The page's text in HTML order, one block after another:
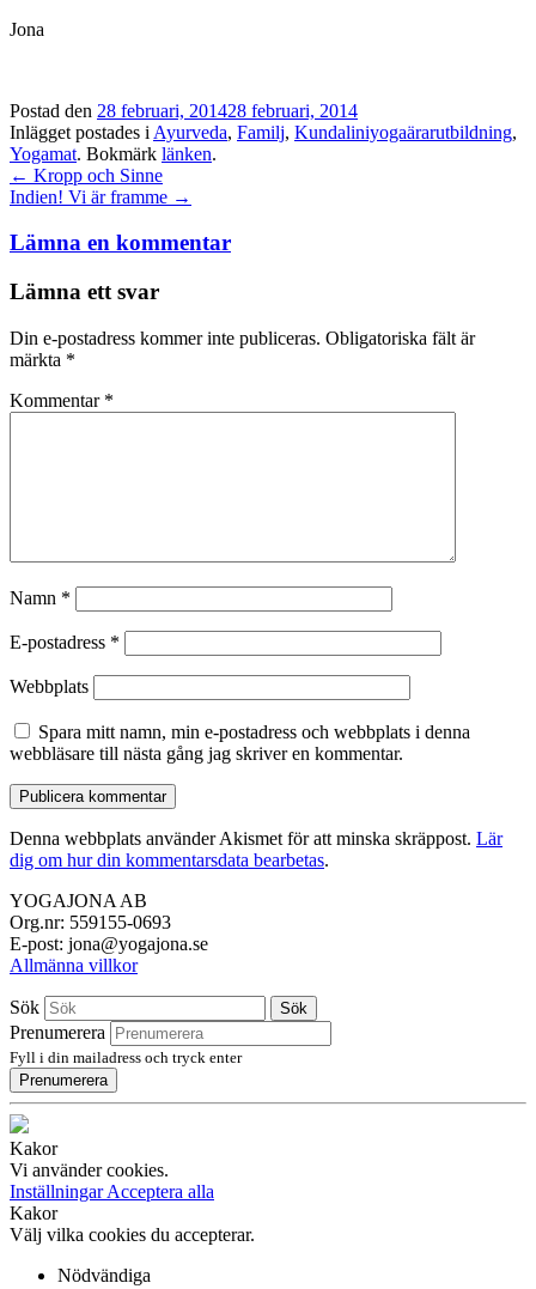
Jona
Postad den 28 februari, 201428 februari, 2014
Inlägget postades i Ayurveda, Familj, Kundaliniyogaärarutbildning,
Yogamat. Bokmärk länken.
Inläggsnavigation
← Kropp och Sinne
Indien! Vi är framme →
Lämna en kommentar
Lämna ett svar
Din e-postadress kommer inte publiceras. Obligatoriska fält är
märkta *
Kommentar *
Namn *
E-postadress *
Webbplats
Spara mitt namn, min e-postadress och webbplats i denna
webbläsare till nästa gång jag skriver en kommentar.
Denna webbplats använder Akismet för att minska skräppost. Lär
dig om hur din kommentarsdata bearbetas.
YOGAJONA AB
Org.nr: 559155-0693
E-post: jona@yogajona.se
Allmänna villkor
Sök Sök
Prenumerera
Fyll i din mailadress och tryck enter
Prenumerera
Kakor
Vi använder cookies.
InställningarAcceptera alla
Kakor
Välj vilka cookies du accepterar.
Nödvändiga